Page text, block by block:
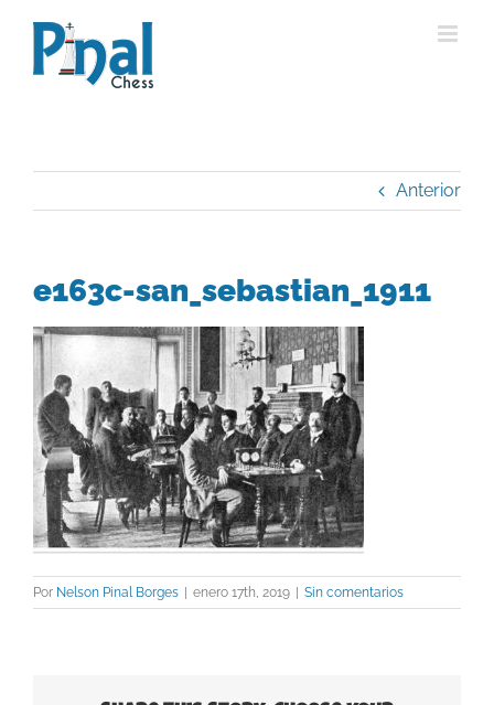
contenido
Anterior
e163c-san_sebastian_1911
Por Nelson Pinal Borges | enero 17th, 2019 | Sin comentarios